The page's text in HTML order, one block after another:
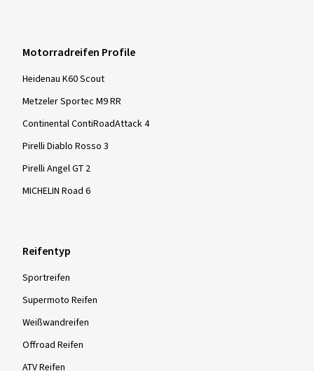
Motorradreifen Profile
Heidenau K60 Scout
Metzeler Sportec M9 RR
Continental ContiRoadAttack 4
Pirelli Diablo Rosso 3
Pirelli Angel GT 2
MICHELIN Road 6
Reifentyp
Sportreifen
Supermoto Reifen
Weißwandreifen
Offroad Reifen
ATV Reifen